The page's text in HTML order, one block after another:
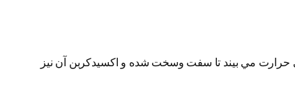
قرارمي گيرد و براي مدت زمان معيني حرارت مي بيند تا سفت وسخت شده و اكسيدكربن آن نيز